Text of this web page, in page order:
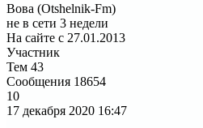
Вова (Otshelnik-Fm)
не в сети 3 недели
На сайте с 27.01.2013
Участник
Тем 43
Сообщения 18654
10
17 декабря 2020 16:47